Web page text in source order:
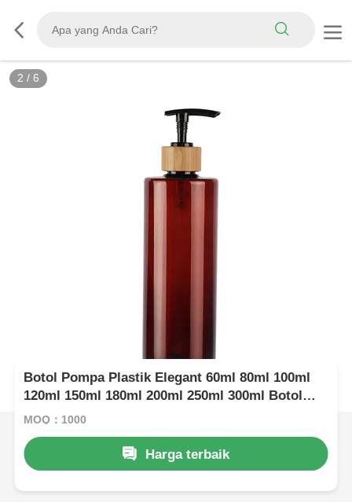
2 / 6
Botol Pompa Plastik Elegant 60ml 80ml 100ml
120ml 150ml 180ml 200ml 250ml 300ml Botol
PET Amber
MOQ：1000
Harga terbaik